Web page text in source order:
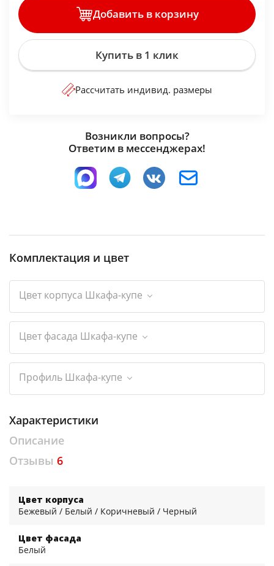
Добавить в корзину
Купить в 1 клик
Рассчитать индивид. размеры
Возникли вопросы?
Ответим в мессенджерах!
Комплектация и цвет
Цвет корпуса Шкафа-купе
Цвет фасада Шкафа-купе
Профиль Шкафа-купе
Характеристики
Описание
Отзывы 6
Цвет корпуса
Бежевый / Белый / Коричневый / Черный
Цвет фасада
Белый